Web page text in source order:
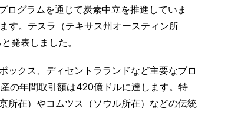
グラムを通じて炭素中立を推進していま
す。テスラ（テキサス州オースティン所
発表しました。
ックス、ディセントラランドなど主要なブロ
の年間取引額は420億ドルに達します。特
所在）やコムツス（ソウル所在）などの伝統